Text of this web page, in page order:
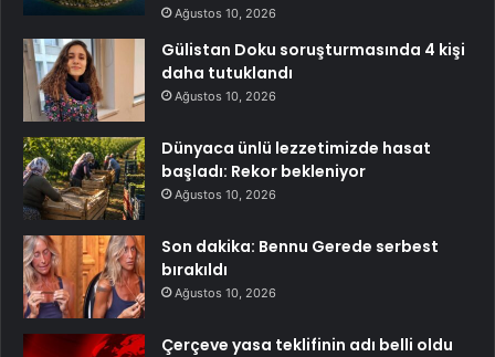
Ağustos 10, 2026
Gülistan Doku soruşturmasında 4 kişi
daha tutuklandı
Ağustos 10, 2026
Dünyaca ünlü lezzetimizde hasat
başladı: Rekor bekleniyor
Ağustos 10, 2026
Son dakika: Bennu Gerede serbest
bırakıldı
Ağustos 10, 2026
Çerçeve yasa teklifinin adı belli oldu